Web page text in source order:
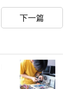
下一篇